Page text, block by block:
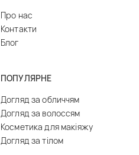
Про нас
Контакти
Блог
ПОПУЛЯРНЕ
Догляд за обличчям
Догляд за волоссям
Косметика для макіяжу
Догляд за тілом